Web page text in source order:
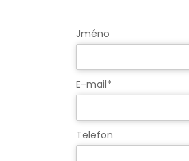
Jméno
E-mail*
Telefon